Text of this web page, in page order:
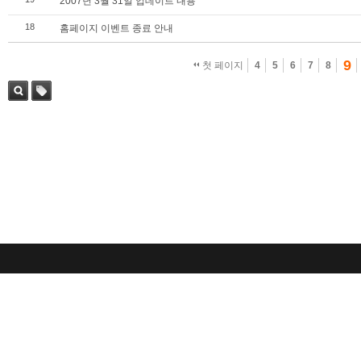
18 홈페이지 이벤트 종료 안내
첫 페이지 4 5 6 7 8 9